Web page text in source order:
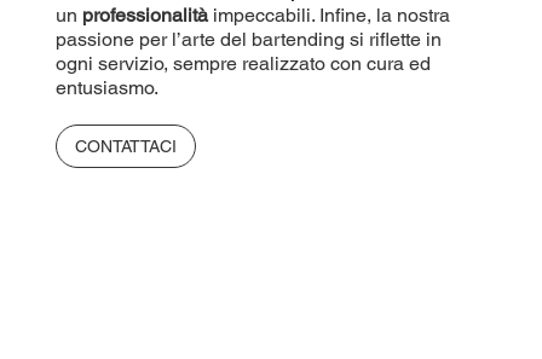
un professionalitàimpeccabili. Infine, la nostra
passione per l’arte del bartending si riflette in
ogni servizio, sempre realizzato con cura ed
entusiasmo.
CONTATTACI